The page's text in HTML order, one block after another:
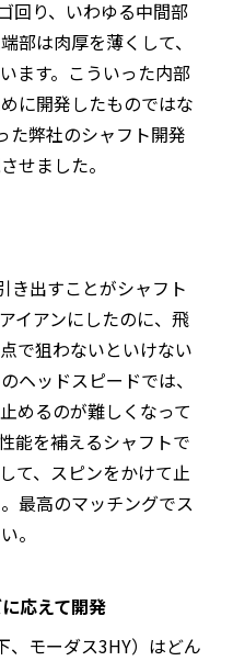
回り、いわゆる中間部
部は肉厚を薄くして、
ます。こういった内部
に開発したものではな
た弊社のシャフト開発
せました。
出すことがシャフト
イアンにしたのに、飛
で狙わないといけない
ヘッドスピードでは、
めるのが難しくなって
能を補えるシャフトで
て、スピンをかけて止
最高のマッチングでス
。
応えて開発
、モーダス3HY）はどん